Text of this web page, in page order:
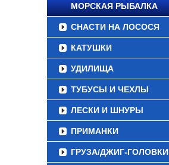
МОРСКАЯ РЫБАЛКА
СНАСТИ НА ЛОСОСЯ
КАТУШКИ
УДИЛИЩА
ТУБУСЫ И ЧЕХЛЫ
ЛЕСКИ И ШНУРЫ
ПРИМАНКИ
ГРУЗА/ДЖИГ-ГОЛОВКИ